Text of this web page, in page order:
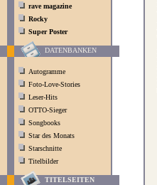
rave magazine
Rocky
Super Poster
DATENBANKEN
Autogramme
Foto-Love-Stories
Leser-Hits
OTTO-Sieger
Songbooks
Star des Monats
Starschnitte
Titelbilder
TITELSEITEN